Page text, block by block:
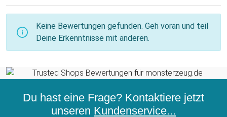
Keine Bewertungen gefunden. Geh voran und teil
Deine Erkenntnisse mit anderen.
Du hast eine Frage? Kontaktiere jetzt
unseren Kundenservice...